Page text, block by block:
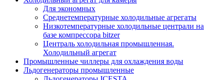
Для экономных
Среднетемпературные холодильные агрегаты
Низкотемпературные холодильные централи на
базе компрессора bitzer
Централь холодильная промышленная.
Холодильный агрегат
Промышленные чиллеры для охлаждения воды
Льдогенераторы промышленные